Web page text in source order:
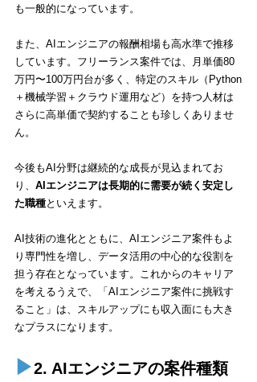
も一般的になっています。
また、AIエンジニアの報酬相場も高水準で推移
しています。フリーランス案件では、月単価80
万円〜100万円台が多く、特定のスキル（Python
＋機械学習＋クラウド運用など）を持つ人材は
さらに高単価で契約することも珍しくありませ
ん。
今後もAI分野は継続的な成長が見込まれてお
り、 AIエンジニアは長期的に需要が続く安定し
た職種といえます。
AI技術の進化とともに、AIエンジニア案件もよ
り専門性を増し、データ活用の中心的な役割を
担う存在となっています。これからのキャリア
を考えるうえで、「AIエンジニア案件に挑戦す
ること」は、スキルアップにも収入面にも大き
なプラスになります。
▶︎2. AIエンジニアの案件種類